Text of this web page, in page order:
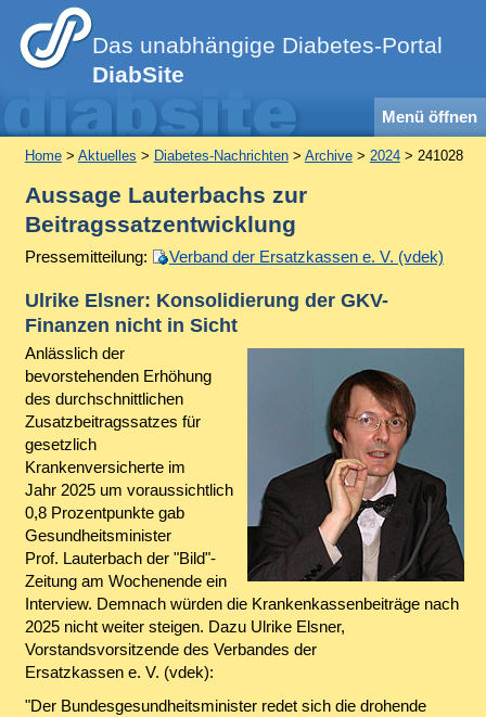
Das unabhängige Diabetes-Portal
DiabSite
Menü öffnen
Home> Aktuelles > Diabetes-Nachrichten> Archive> 2024> 241028
Aussage Lauterbachs zur
Beitragssatzentwicklung
Pressemitteilung: Verband der Ersatzkassen e. V. (vdek)
Ulrike Elsner: Konsolidierung der GKV-
Finanzen nicht in Sicht
Anlässlich der
bevorstehenden Erhöhung
des durchschnittlichen
Zusatzbeitragssatzes für
gesetzlich
Krankenversicherte im
Jahr 2025 um voraussichtlich
0,8 Prozentpunkte gab
Gesundheitsminister
Prof. Lauterbach der "Bild"-
Zeitung am Wochenende ein
Interview. Demnach würden die Krankenkassenbeiträge nach
2025 nicht weiter steigen. Dazu Ulrike Elsner,
Vorstandsvorsitzende des Verbandes der
Ersatzkassen e. V. (vdek):
"Der Bundesgesundheitsminister redet sich die drohende